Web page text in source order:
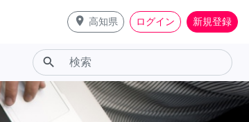
place 高知県 ログイン 新規登録
search